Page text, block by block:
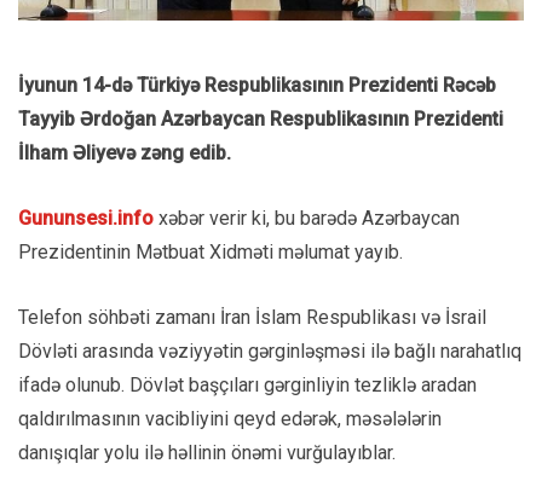
İyunun 14-də Türkiyə Respublikasının Prezidenti Rəcəb
Tayyib Ərdoğan Azərbaycan Respublikasının Prezidenti
İlham Əliyevə zəng edib.
Gununsesi.info xəbər verir ki, bu barədə Azərbaycan
Prezidentinin Mətbuat Xidməti məlumat yayıb.
Telefon söhbəti zamanı İran İslam Respublikası və İsrail
Dövləti arasında vəziyyətin gərginləşməsi ilə bağlı narahatlıq
ifadə olunub. Dövlət başçıları gərginliyin tezliklə aradan
qaldırılmasının vacibliyini qeyd edərək, məsələlərin
danışıqlar yolu ilə həllinin önəmi vurğulayıblar.